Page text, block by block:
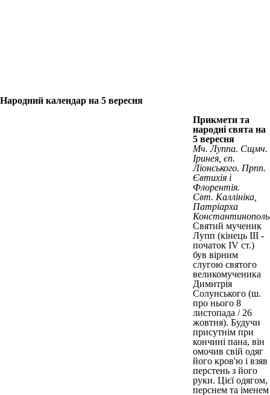
Народний календар на 5 вересня
Прикмети та
народні свята на
5 вересня
Мч. Луппа. Сщмч.
Іринея, єп.
Ліонського. Прпп.
Євтихія і
Флорентія.
Свт. Каллініка,
Патріарха
Святий мученик
Лупп (кінець III -
початок IV ст.)
був вірним
слугою святого
великомученика
Димитрія
Солунського (ш.
про нього 8
листопада / 26
жовтня). Будучи
присутнім при
кончині пана, він
омочив свій одяг
його кров'ю і взяв
перстень з його
руки. Цієї одягом,
перснем та іменем